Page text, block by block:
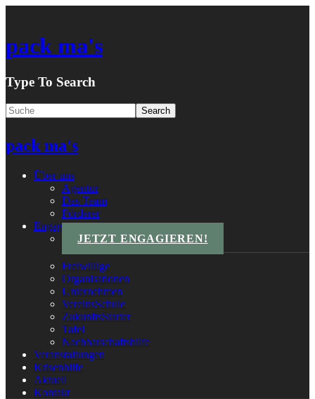
pack ma's
Type To Search
pack ma's
Über uns
Agentur
Das Team
Förderer
Engagements
JETZT ENGAGIEREN!
Freiwillige
Organisationen
Unternehmen
VereinsSchule
ZukunftsStarter
Tafel
Nachbarschaftshilfe
Veranstaltungen
Krisenhilfe
Aktuell
Kontakt